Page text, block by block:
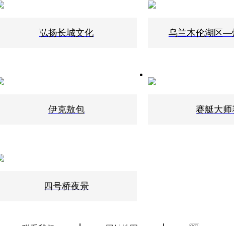
弘扬长城文化 乌兰木伦湖区—
伊克敖包 赛艇大师
四号桥夜景